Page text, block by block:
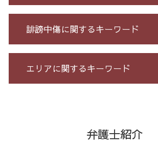
詐欺 被害者 返金
競馬 ソフト 詐欺 手口
オレオレ 詐欺 警察
高齢者 詐欺 被害
アマゾン 詐欺 被害
詐欺 被害 お金 戻っ て くる
振り込め 詐欺 警察
クレジット カード 詐欺
消費者金融 返済 過払い金
自己破産 期間 免責
借金 債務整理 ブラックリスト
債務整理 借金 金額
個人再生 手続き 流れ
借金 払えない 相談
債務整理 任意整理 期間
残業 問題
予防法務 とは
顧問 弁護士 メリット
残業 未払い 請求
労務 トラブル
誹謗中傷に関するキーワード
ネット 誹謗中傷
誹謗中傷 SNS
誹謗中傷 逮捕
エリアに関するキーワード
出会い系 詐欺 東京都 弁護士
弁護士紹介